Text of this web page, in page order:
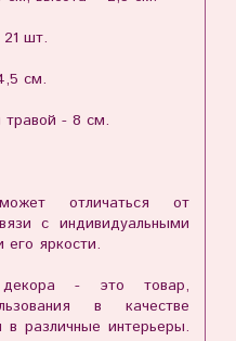
21 шт.
см.
травой - 8 см.
отличаться от
с индивидуальными
его яркости.
декора - это товар,
в качестве
различные интерьеры.